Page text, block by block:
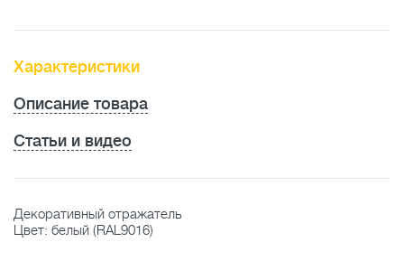
Характеристики
Описание товара
Статьи и видео
Декоративный отражатель
Цвет: белый (RAL9016)